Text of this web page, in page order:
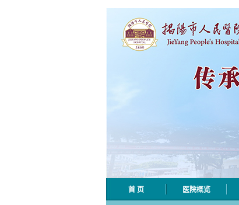
首 页 医院概览
2026-08-06 揭阳市人民医